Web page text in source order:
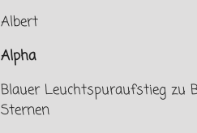
Albert
Alpha
Blauer Leuchtspuraufstieg zu
Sternen